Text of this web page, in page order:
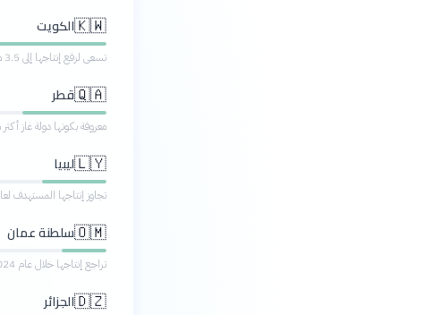
🇰🇼الكويت
تسعى لرفع إنتاجها إلى 3.5 مليون برميل يومياً بحلول 2025.
🇶🇦قطر
معروفة بكونها دولة غاز
🇱🇾ليبيا
تجاوز إنتاجها المستهدف لعام 2024 رغم
🇴🇲سلطنة عمان
تراجع إنتاجها خلال عام 2024 بسبب الالتزام بتخفيضات أوبك+.
🇩🇿الجزائر